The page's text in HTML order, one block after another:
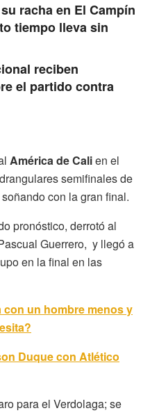
racha en El Campín
tiempo lleva sin
reciben
el partido contra
América de Calien el
semifinales de
con la gran final.
pronóstico, derrotó al
Guerrero, y llegó a
en la final en las
un hombre menos y
Duque con Atlético
para el Verdolaga; se